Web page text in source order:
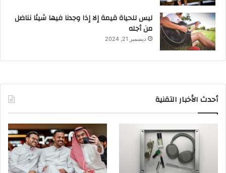
ليس للحياة قيمة إلا إذا وجدنا فيها شيئا نناضل
من أجله
ديسمبر 21, 2024
أحدث الأخبار التقنية